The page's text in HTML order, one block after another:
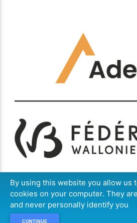
By using this website you allow us
cookies on your computer. They
and never personally identify you
CONTINUE